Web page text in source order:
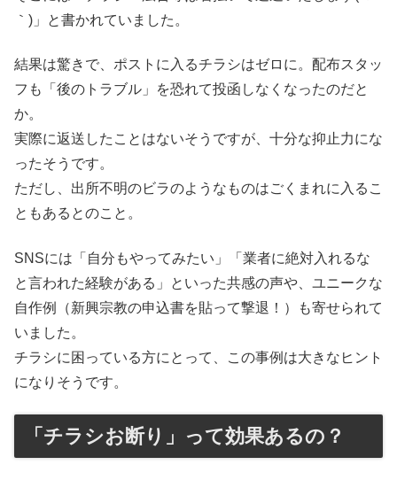
｀)」と書かれていました。
結果は驚きで、ポストに入るチラシはゼロに。配布スタッ
フも「後のトラブル」を恐れて投函しなくなったのだと
か。
実際に返送したことはないそうですが、十分な抑止力にな
ったそうです。
ただし、出所不明のビラのようなものはごくまれに入るこ
ともあるとのこと。
SNSには「自分もやってみたい」「業者に絶対入れるな
と言われた経験がある」といった共感の声や、ユニークな
自作例（新興宗教の申込書を貼って撃退！）も寄せられて
いました。
チラシに困っている方にとって、この事例は大きなヒント
になりそうです。
「チラシお断り」って効果あるの？